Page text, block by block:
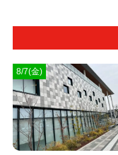
8/7(金)